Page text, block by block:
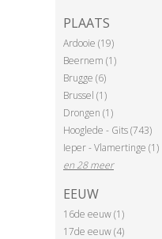
PLAATS
Ardooie (19)
Beernem (1)
Brugge (6)
Brussel (1)
Drongen (1)
Hooglede - Gits (743)
Ieper - Vlamertinge (1)
en 28 meer
EEUW
16de eeuw (1)
17de eeuw (4)